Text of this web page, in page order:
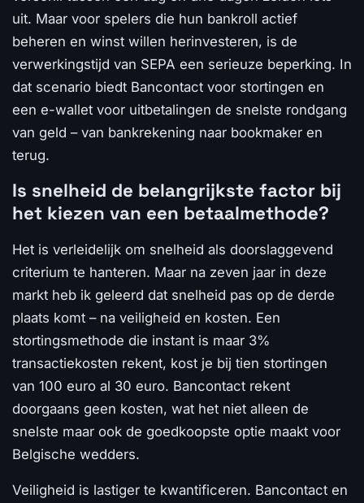
uit. Maar voor spelers die hun bankroll actief
beheren en winst willen herinvesteren, is de
verwerkingstijd van SEPA een serieuze beperking. In
dat scenario biedt Bancontact voor stortingen en
een e-wallet voor uitbetalingen de snelste rondgang
van geld – van bankrekening naar bookmaker en
terug.
Is snelheid de belangrijkste factor bij
het kiezen van een betaalmethode?
Het is verleidelijk om snelheid als doorslaggevend
criterium te hanteren. Maar na zeven jaar in deze
markt heb ik geleerd dat snelheid pas op de derde
plaats komt – na veiligheid en kosten. Een
stortingsmethode die instant is maar 3%
transactiekosten rekent, kost je bij tien stortingen
van 100 euro al 30 euro. Bancontact rekent
doorgaans geen kosten, wat het niet alleen de
snelste maar ook de goedkoopste optie maakt voor
Belgische wedders.
Veiligheid is lastiger te kwantificeren. Bancontact en